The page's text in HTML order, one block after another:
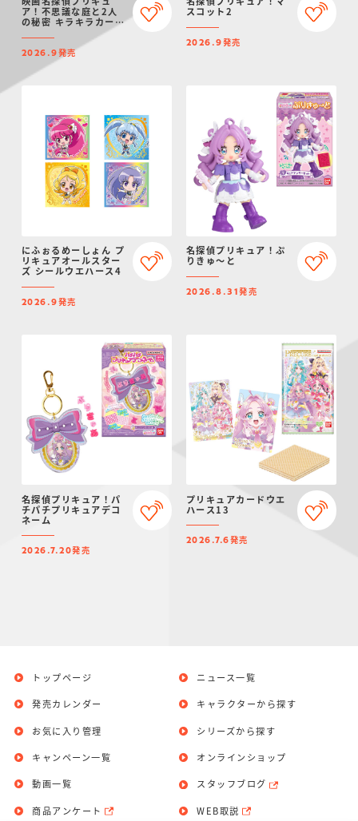
ア！不思議な庭と2人
の秘密 キラキラカード
2026.9発売
スコット2
2026.9発売
にふぉるめーしょん プ
リキュアオールスター
ズ シールウエハース4
2026.9発売
名探偵プリキュア！ぷ
りきゅ～と
2026.8.31発売
名探偵プリキュア！パ
チパチプリキュアデコ
ネーム
2026.7.20発売
プリキュアカードウエ
ハース13
2026.7.6発売
トップページ
発売カレンダー
お気に入り管理
ニュース一覧
キャラクターから探す
シリーズから探す
キャンペーン一覧
動画一覧
商品アンケート
オンラインショップ
スタッフブログ
WEB取説